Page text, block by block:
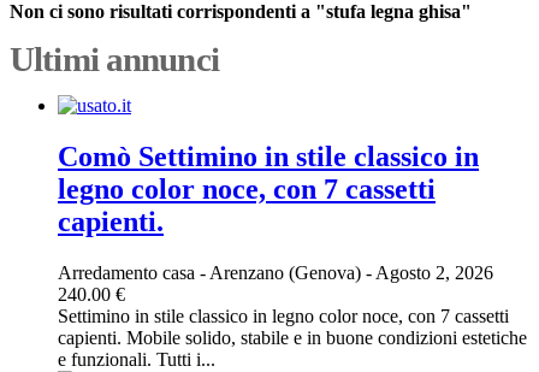
Non ci sono risultati corrispondenti a "stufa legna ghisa"
Ultimi annunci
Comò Settimino in stile classico in
legno color noce, con 7 cassetti
capienti.
Arredamento casa - Arenzano (Genova) - Agosto 2, 2026
240.00 €
Settimino in stile classico in legno color noce, con 7 cassetti
capienti. Mobile solido, stabile e in buone condizioni estetiche
e funzionali. Tutti i...